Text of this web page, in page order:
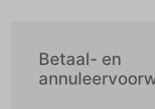
Betaal- en